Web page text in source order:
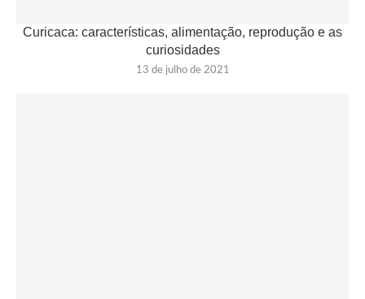
Curicaca: características, alimentação, reprodução e as
curiosidades
13 de julho de 2021